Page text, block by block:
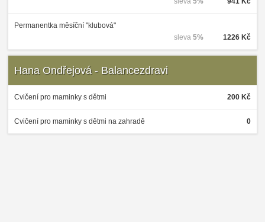
Permanentka měsíční "klubová"
1226 Kč
sleva 5%
Hana Ondřejová - Balancezdravi
Cvičení pro maminky s dětmi 200 Kč
Cvičení pro maminky s dětmi na zahradě 0